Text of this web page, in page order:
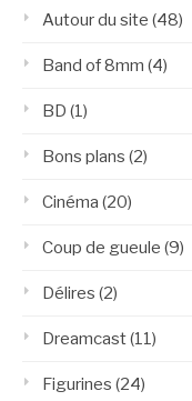
Autour du site (48)
Band of 8mm (4)
BD (1)
Bons plans (2)
Cinéma (20)
Coup de gueule (9)
Délires (2)
Dreamcast(11)
Figurines (24)